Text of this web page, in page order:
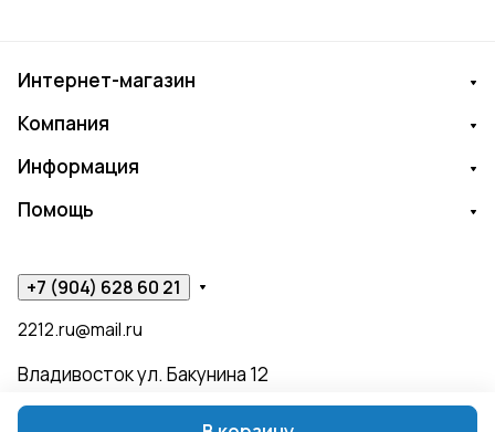
Интернет-магазин
Компания
Информация
Помощь
+7 (904) 628 60 21
2212.ru@mail.ru
Владивосток ул. Бакунина 12